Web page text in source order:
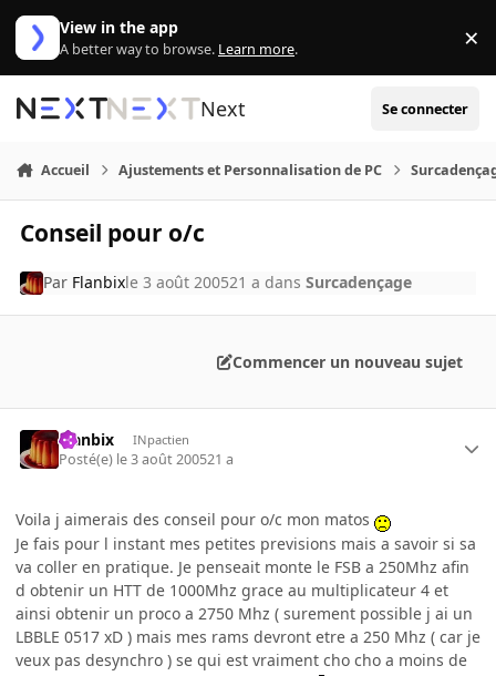
Aller au contenu
View in the app
A better way to browse. Learn more. ×
Next Se connecter
Accueil Ajustements et Personnalisation de PC
Conseil pour o/c
Par Flanbixle 3 août 200521 a dansSurcadençage
Commencer un nouveau sujet
Flanbix INpactien
Posté(e) le 3 août 200521 a
Voila j aimerais des conseil pour o/c mon matos
Je fais pour l instant mes petites previsions mais a savoir si sa
va coller en pratique. Je penseait monte le FSB a 250Mhz afin
d obtenir un HTT de 1000Mhz grace au multiplicateur 4 et
ainsi obtenir un proco a 2750 Mhz ( surement possible j ai un
LBBLE 0517 xD ) mais mes rams devront etre a 250 Mhz ( car je
veux pas desynchro ) se qui est vraiment cho cho a moins de